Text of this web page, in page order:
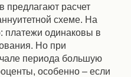
предлагают расчет
схеме. На
платежи одинаковы в
Но при
периода большую
особенно – если